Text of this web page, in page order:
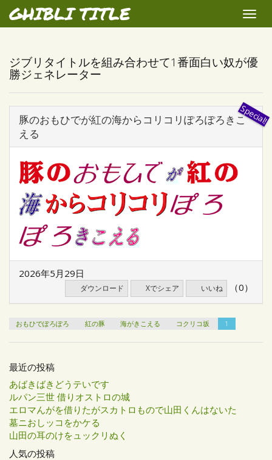
GHIBLI TITLE
Toggle
ジブリタイトルを組み合わせて1番面白い奴が優
勝ジェネレーター
豚のおもひでが紅の海からコリコリぽろぽろきこ
える
2026年5月29日
ダウンロード Xでシェア いいね （0）
おもひでぽろぽろ 紅の豚 海がきこえる コクリコ坂 1
最近の投稿
あばきばきどうテいです
ルパン三世 借りオストロの城
エロマんがを借りたがスカトロもので山田くんはないた
墓ニおしッコをかケる
山田の耳のけをュックリぬく
人気の投稿